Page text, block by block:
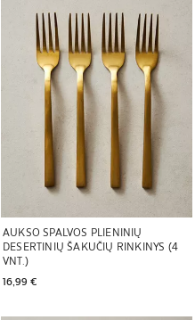
AUKSO SPALVOS PLIENINIŲ
DESERTINIŲ ŠAKUČIŲ RINKINYS (4
VNT.)
16,99 €
Paveikslėlis pakeistas į 1 iš 6